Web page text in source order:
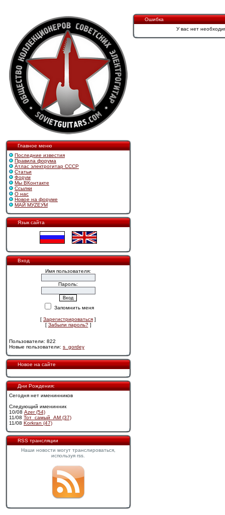
Главное меню
Последние известия
Правила форума
Атлас электрогитар СССР
Статьи
Форум
Мы ВКонтакте
Ссылки
О нас
Новое на форуме
МАЙ МУZЕУМ
Язык сайта
Вход
Имя пользователя:
Пароль:
Запомнить меня
[ Зарегистрироваться ]
[ Забыли пароль?]
Пользователи: 822
Новые пользователи: s_gordey
Новое на сайте
Дни Рождения:
Сегодня нет именинников
Следующий именинник
10/08 Azer (54)
11/08 Тот_самый_АМ (37)
11/08 Korkran (47)
RSS трансляции
Наши новости могут транслироваться,
используя rss.
Ошибка
У вас нет